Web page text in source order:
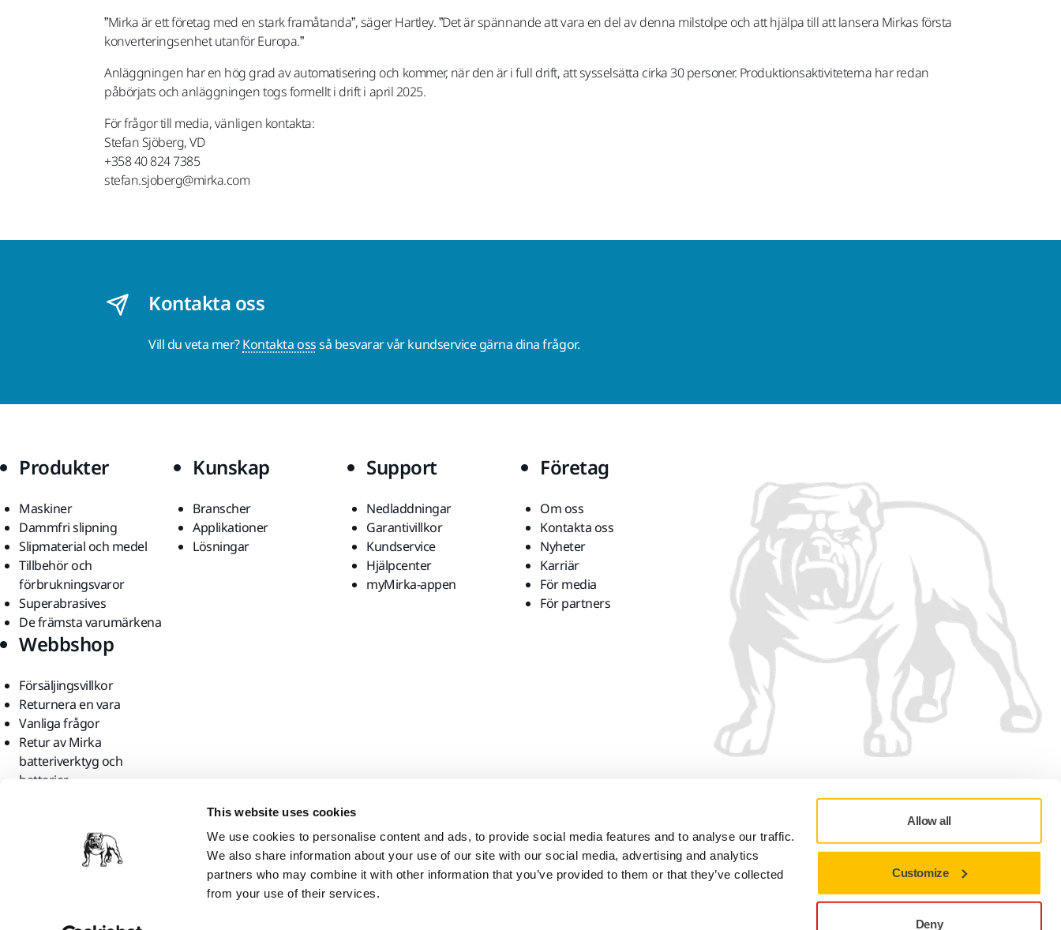
This website uses cookies
We use cookies to personalise content and ads, to provide social media features and to analyse our traffic.
We also share information about your use of our site with our social media, advertising and analytics
partners who may combine it with other information that you’ve provided to them or that they’ve collected
from your use of their services.
Allow all
Customize
Deny
”Mirka är ett företag med en stark framåtanda”, säger Hartley. ”Det är spännande att vara en del av denna milstolpe och att hjälpa till att lansera Mirkas första
konverteringsenhet utanför Europa.”
Anläggningen har en hög grad av automatisering och kommer, när den är i full drift, att sysselsätta cirka 30 personer. Produktionsaktiviteterna har redan
påbörjats och anläggningen togs formellt i drift i april 2025.
För frågor till media, vänligen kontakta:
Stefan Sjöberg, VD
+358 40 824 7385
stefan.sjoberg@mirka.com
Kontakta oss
Vill du veta mer?Kontakta ossså besvarar vår kundservice gärna dina frågor.
Produkter
Maskiner
Dammfri slipning
Slipmaterial och medel
Tillbehör och
förbrukningsvaror
Superabrasives
De främsta varumärkena
Kunskap
Branscher
Applikationer
Lösningar
Support
Nedladdningar
Garantivillkor
Kundservice
Hjälpcenter
myMirka-appen
Företag
Om oss
Kontakta oss
Nyheter
Karriär
För media
För partners
Webbshop
Försäljingsvillkor
Returnera en vara
Vanliga frågor
Retur av Mirka
batteriverktyg och
batterier